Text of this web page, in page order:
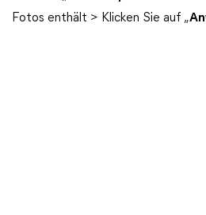
Fotos enthält > Klicken Sie auf „